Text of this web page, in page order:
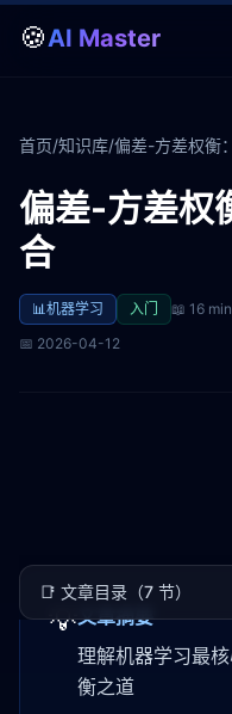
🍪AI Master
首页/知识库/偏差-方差权衡
偏差-方差权
合
📊机器学习 入门 📖 16 min
📅 2026-04-12
📑 文章目录（7 节）
💡文章摘要
理解机器学习最
衡之道